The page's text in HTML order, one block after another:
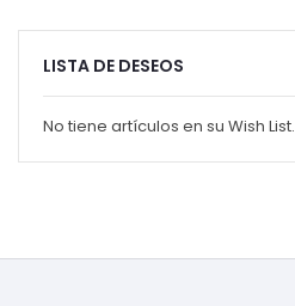
LISTA DE DESEOS
No tiene artículos en su Wish List.